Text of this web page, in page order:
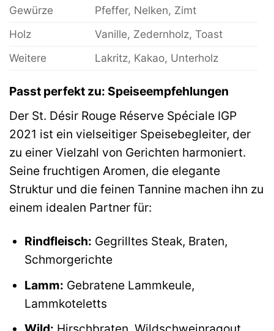
Gewürze
Pfeffer, Nelken, Zimt
Holz
Vanille, Zedernholz, Toast
Weitere
Lakritz, Kakao, Unterholz
Passt perfekt zu: Speiseempfehlungen
Der St. Désir Rouge Réserve Spéciale IGP
2021 ist ein vielseitiger Speisebegleiter, der
zu einer Vielzahl von Gerichten harmoniert.
Seine fruchtigen Aromen, die elegante
Struktur und die feinen Tannine machen ihn zu
einem idealen Partner für:
Rindfleisch: Gegrilltes Steak, Braten,
Schmorgerichte
Lamm: Gebratene Lammkeule,
Lammkoteletts